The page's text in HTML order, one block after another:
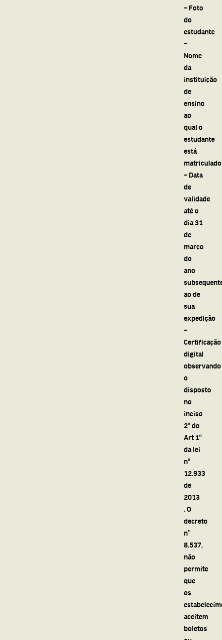
– Foto
do
estudante
–
Nome
da
instituição
de
ensino
ao
qual o
estudante
está
matriculado
– Data
de
validade
até o
dia 31
de
março
do
ano
ao de
sua
expedição
–
Certificação
digital
observando
o
disposto
no
inciso
2º do
Art 1º
da lei
nº
12.933
de
2013
. O
decreto
n°
8.537,
não
permite
que
os
aceitem
boletos